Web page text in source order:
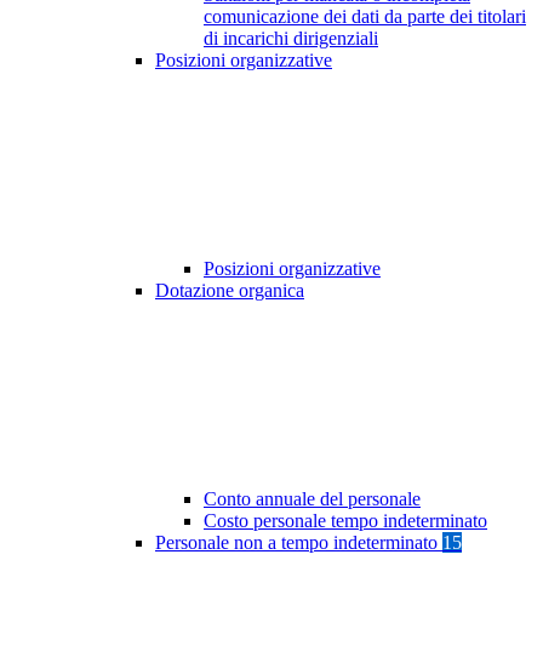
comunicazione dei dati da parte dei titolari
di incarichi dirigenziali
Posizioni organizzative
Posizioni organizzative
Dotazione organica
Conto annuale del personale
Costo personale tempo indeterminato
Personale non a tempo indeterminato 15